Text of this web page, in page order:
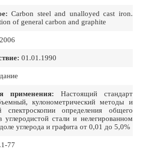
Carbon steel and unalloyed cast iron.
of general carbon and graphite
01.01.1990
применения: Настоящий стандарт
кулонометрический методы и
спектроскопии определения общего
углеродистой стали и нелегированном
углерода и графита от 0,01 до 5,0%
77